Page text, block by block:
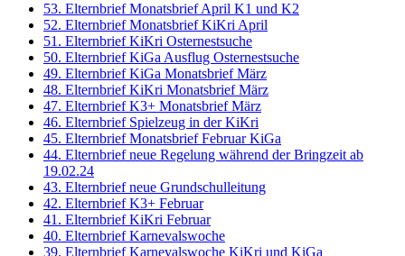
53. Elternbrief Monatsbrief April K1 und K2
52. Elternbrief Monatsbrief KiKri April
51. Elternbrief KiKri Osternestsuche
50. Elternbrief KiGa Ausflug Osternestsuche
49. Elternbrief KiGa Monatsbrief März
48. Elternbrief KiKri Monatsbrief März
47. Elternbrief K3+ Monatsbrief März
46. Elternbrief Spielzeug in der KiKri
45. Elternbrief Monatsbrief Februar KiGa
44. Elternbrief neue Regelung während der Bringzeit ab
19.02.24
43. Elternbrief neue Grundschulleitung
42. Elternbrief K3+ Februar
41. Elternbrief KiKri Februar
40. Elternbrief Karnevalswoche
39. Elternbrief Karnevalswoche KiKri und KiGa